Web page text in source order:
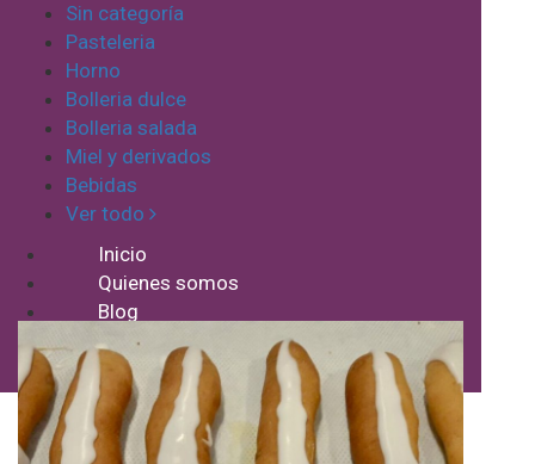
Sin categoría
Pasteleria
Horno
Bolleria dulce
Bolleria salada
Miel y derivados
Bebidas
Ver todo
Inicio
Quienes somos
Blog
Contacto
Mi cuenta